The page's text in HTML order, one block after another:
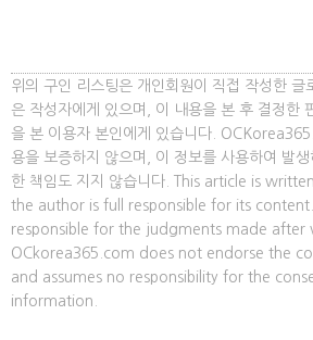
위의 구인 리스팅은 개인회원이 직접 작성한 글
은 작성자에게 있으며, 이 내용을 본 후 결정한
을 본 이용자 본인에게 있습니다.
용을 보증하지 않으며, 이 정보를 사용하여 발
한 책임도 지지 않습니다. This article is
the author is full responsible for its
responsible for the judgments made after
OCkorea365.com does not endorse the
and assumes no responsibility for the
information.